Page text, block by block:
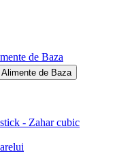
de Baza
Alimente de Baza
- Zahar cubic